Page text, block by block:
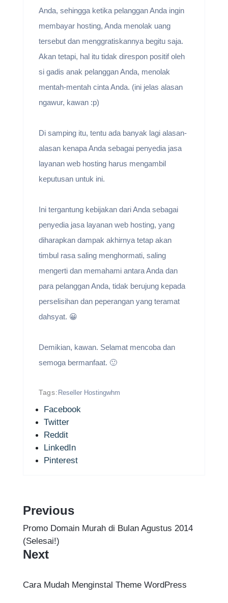
Anda, sehingga ketika pelanggan Anda ingin
membayar hosting, Anda menolak uang
tersebut dan menggratiskannya begitu saja.
Akan tetapi, hal itu tidak direspon positif oleh
si gadis anak pelanggan Anda, menolak
mentah-mentah cinta Anda. (ini jelas alasan
ngawur, kawan :p)
Di samping itu, tentu ada banyak lagi alasan-
alasan kenapa Anda sebagai penyedia jasa
layanan web hosting harus mengambil
keputusan untuk ini.
Ini tergantung kebijakan dari Anda sebagai
penyedia jasa layanan web hosting, yang
diharapkan dampak akhirnya tetap akan
timbul rasa saling menghormati, saling
mengerti dan memahami antara Anda dan
para pelanggan Anda, tidak berujung kepada
perselisihan dan peperangan yang teramat
dahsyat. 😀
Demikian, kawan. Selamat mencoba dan
semoga bermanfaat. 🙂
Tags: Reseller Hostingwhm
Facebook
Twitter
Reddit
LinkedIn
Pinterest
Previous
Promo Domain Murah di Bulan Agustus 2014
(Selesai!)
Next
Cara Mudah Menginstal Theme WordPress